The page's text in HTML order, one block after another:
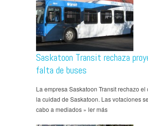
Saskatoon Transit rechaza
falta de buses
La empresa Saskatoon Transit rechazo el
la cuidad de Saskatoon. Las votaciones
cabo a mediados » ler más